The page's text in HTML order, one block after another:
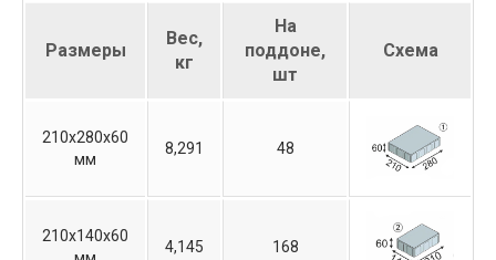
Размеры
Вес,
кг
На
поддоне,
шт
Схема
210х280х60
мм
8,291 48
210х140х60
4,145 168